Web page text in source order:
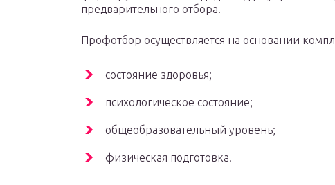
предварительного отбора.
Профотбор осуществляется на основании
состояние здоровья;
психологическое состояние;
общеобразовательный уровень;
физическая подготовка.